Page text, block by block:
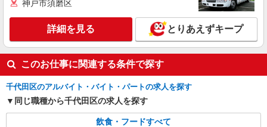
全席個室じぶんどき秋葉原駅前店
時給1,300円 ※給与幅は経験・能力による ■食
事補助あり ⇒1食200円 ■昇給あり（年2回） ⇒ト
レーナーになったら… 通常時給＋300円！！ ■
研修時給 ⇒通常時給より変動なし ■高校生時給 ⇒
通常時給より変動なし ■深夜時給 ⇒22時以降時給
25％UP↑
東京都千代田区外神田1-18-19 BiTO AKIBA
8F
キープ 詳細を見る
神戸市須磨区
詳細を見る とりあえずキープ
このお仕事に関連する条件で探す
千代田区のアルバイト・バイト・パートの求人を探す
同じ職種から千代田区の求人を探す
飲食・フードすべて